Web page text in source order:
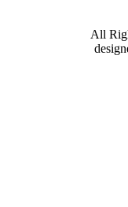
All